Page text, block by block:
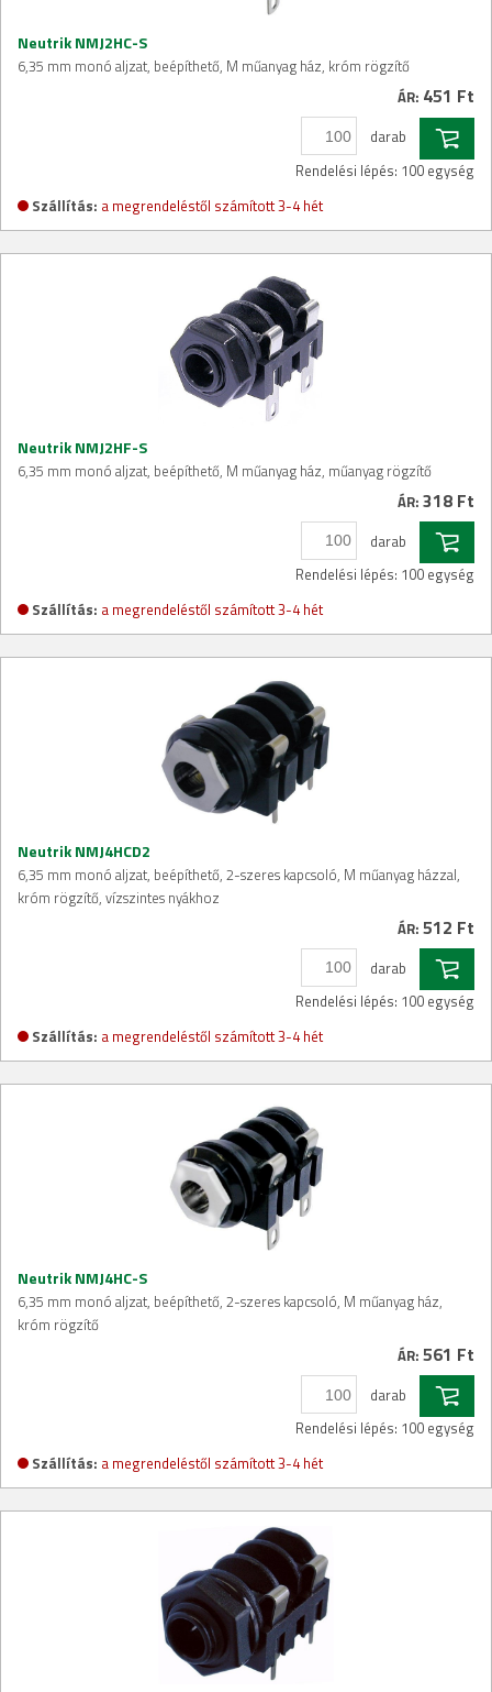
Neutrik NMJ2HC-S
6,35 mm monó aljzat, beépíthető, M műanyag ház, króm rögzítő
ÁR: 451 Ft
darab
Rendelési lépés: 100 egység
Szállítás: a megrendeléstől számított 3-4 hét
Neutrik NMJ2HF-S
6,35 mm monó aljzat, beépíthető, M műanyag ház, műanyag rögzítő
ÁR: 318 Ft
darab
Rendelési lépés: 100 egység
Szállítás: a megrendeléstől számított 3-4 hét
Neutrik NMJ4HCD2
6,35 mm monó aljzat, beépíthető, 2-szeres kapcsoló, M műanyag házzal,
króm rögzítő, vízszintes nyákhoz
ÁR: 512 Ft
darab
Rendelési lépés: 100 egység
Szállítás: a megrendeléstől számított 3-4 hét
Neutrik NMJ4HC-S
6,35 mm monó aljzat, beépíthető, 2-szeres kapcsoló, M műanyag ház,
króm rögzítő
ÁR: 561 Ft
darab
Rendelési lépés: 100 egység
Szállítás: a megrendeléstől számított 3-4 hét